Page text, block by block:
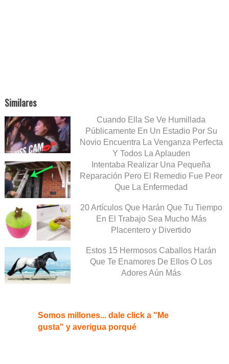
Similares
Cuando Ella Se Ve Humillada
Públicamente En Un Estadio Por Su
Novio Encuentra La Venganza Perfecta
Y Todos La Aplauden
Intentaba Realizar Una Pequeña
Reparación Pero El Remedio Fue Peor
Que La Enfermedad
20 Artículos Que Harán Que Tu Tiempo
En El Trabajo Sea Mucho Más
Placentero y Divertido
Estos 15 Hermosos Caballos Harán
Que Te Enamores De Ellos O Los
Adores Aún Más
Somos millones... dale click a "Me
gusta" y averigua porqué